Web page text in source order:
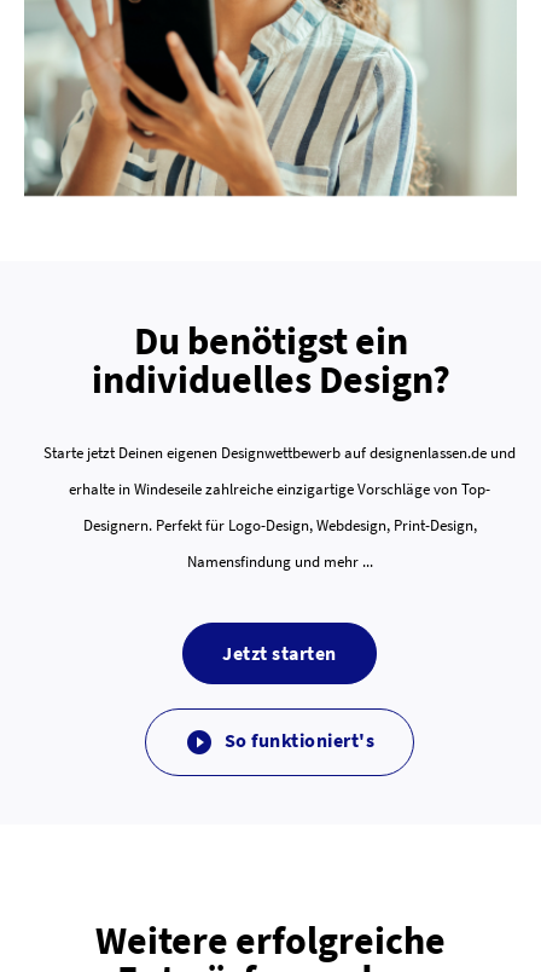
Du benötigst ein
individuelles Design?
Starte jetzt Deinen eigenen Designwettbewerb auf designenlassen.de und
erhalte in Windeseile zahlreiche einzigartige Vorschläge von Top-
Designern. Perfekt für Logo-Design, Webdesign, Print-Design,
Namensfindung und mehr ...
Jetzt starten
 So funktioniert's
Weitere erfolgreiche